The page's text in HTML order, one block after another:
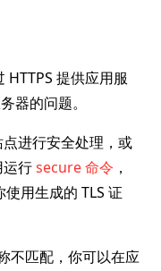
提供应用服
器的问题。
进行安全处理，或
行secure 命令 ，
用生成的 TLS 证
不匹配，你可以在应